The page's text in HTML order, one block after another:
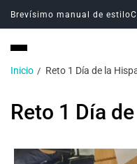
Brevísimo manual de estilo
Inicio Reto 1 Día de la
Reto 1 Día